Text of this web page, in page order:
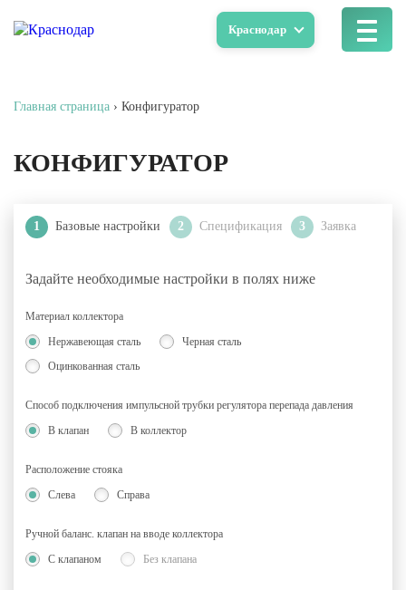
Краснодар
Главная страница › Конфигуратор
КОНФИГУРАТОР
1 Базовые настройки 2 Спецификация 3 Заявка
Задайте необходимые настройки в полях ниже
Материал коллектора
Нержавеющая сталь
Черная сталь
Оцинкованная сталь
Способ подключения импульсной трубки регулятора перепада давления
В клапан
В коллектор
Расположение стояка
Слева
Справа
Ручной баланс. клапан на вводе коллектора
С клапаном
Без клапана